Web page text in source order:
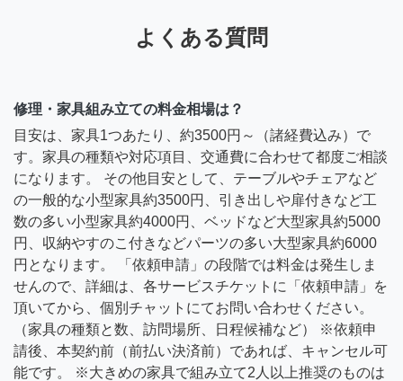
よくある質問
修理・家具組み立ての料金相場は？
目安は、家具1つあたり、約3500円～（諸経費込み）で
す。家具の種類や対応項目、交通費に合わせて都度ご相談
になります。 その他目安として、テーブルやチェアなど
の一般的な小型家具約3500円、引き出しや扉付きなど工
数の多い小型家具約4000円、ベッドなど大型家具約5000
円、収納やすのこ付きなどパーツの多い大型家具約6000
円となります。 「依頼申請」の段階では料金は発生しま
せんので、詳細は、各サービスチケットに「依頼申請」を
頂いてから、個別チャットにてお問い合わせください。
（家具の種類と数、訪問場所、日程候補など） ※依頼申
請後、本契約前（前払い決済前）であれば、キャンセル可
能です。 ※大きめの家具で組み立て2人以上推奨のものは